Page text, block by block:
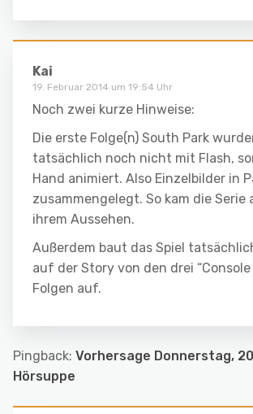
Kai
19. Februar 2014 um 19:54 Uhr
Noch zwei kurze Hinweise:
Die erste Folge(n) South Park
tatsächlich noch nicht mit Flash,
Hand animiert. Also Einzelbilder in
zusammengelegt. So kam die Serie
ihrem Aussehen.
Außerdem baut das Spiel
auf der Story von den drei “Console
Folgen auf.
Pingback: Vorhersage Donnerstag,
Hörsuppe